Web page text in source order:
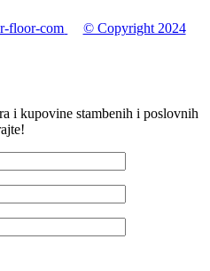
floor-com
© Copyright 2024
i kupovine stambenih i poslovnih